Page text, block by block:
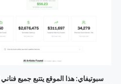
سبوتيفاي: هذا الموقع يتتبع جميع فناني